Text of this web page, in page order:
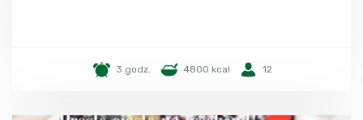
3 godz. 4800 kcal 12